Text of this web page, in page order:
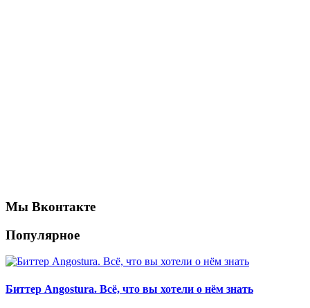
Мы Вконтакте
Популярное
Биттер Angostura. Всё, что вы хотели о нём знать